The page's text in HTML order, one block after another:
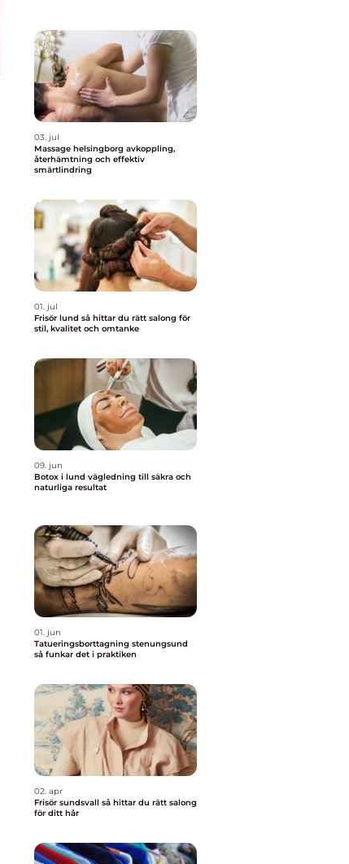
03. jul
Massage helsingborg avkoppling,
återhämtning och effektiv
smärtlindring
01. jul
Frisör lund så hittar du rätt salong för
stil, kvalitet och omtanke
09. jun
Botox i lund vägledning till säkra och
naturliga resultat
01. jun
Tatueringsborttagning stenungsund
så funkar det i praktiken
02. apr
Frisör sundsvall så hittar du rätt salong
för ditt hår